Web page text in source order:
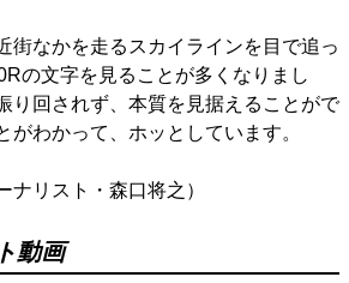
街なかを走るスカイラインを目で追っ
の文字を見ることが多くなりまし
り回されず、本質を見据えることがで
がわかって、ホッとしています。
ナリスト・森口将之）
動画